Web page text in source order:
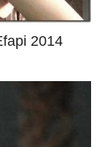
2014